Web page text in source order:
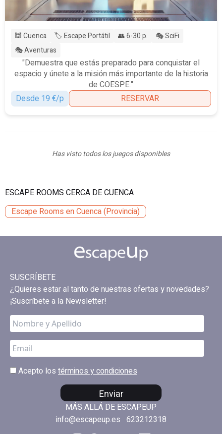
🕍 Cuenca 🏷️ Escape Portátil 👥 6-30 p.
🎭 SciFi
🎭 Aventuras
"Demuestra que estás preparado para conquistar el
espacio y únete a la misión más importante de la historia
de COESPE."
Desde 19 €/p
RESERVAR
Has visto todos los juegos disponibles
ESCAPE ROOMS CERCA DE CUENCA
Escape Rooms en Cuenca (Provincia)
SUSCRÍBETE
¿Quieres estar al tanto de nuestras ofertas y novedades?
¡Suscríbete a la Newsletter!
Acepto los términos y condiciones
Enviar
MÁS ALLÁ DE ESCAPEUP
info@escapeup.es 623212318